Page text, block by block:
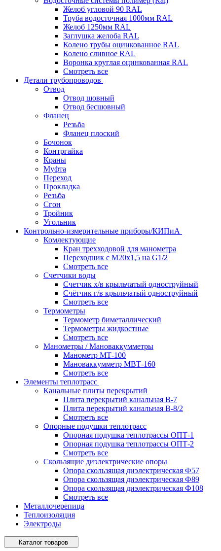
Желоб угловой 90 RAL
Труба водосточная 1000мм RAL
Желоб 1250мм RAL
Заглушка желоба RAL
Колено трубы оцинкованное RAL
Колено сливное RAL
Воронка круглая оцинкованная RAL
Смотреть все
Детали трубопроводов
Отвод
Отвод шовный
Отвод бесшовный
Фланец
Резьба
Фланец плоский
Бочонок
Контргайка
Краны
Муфта
Переход
Прокладка
Резьба
Сгон
Тройник
Угольник
Контрольно-измерительные приборы/КИПиА
Комлектующие
Кран трехходовой для манометра
Переходник с М20х1,5 на G1/2
Смотреть все
Счетчики воды
Счетчик х/в крыльчатый одноструйный
Счётчик г/в крыльчатый одноструйный
Смотреть все
Термометры
Термометр биметаллический
Термометры жидкостные
Смотреть все
Манометры / Мановаккумметры
Манометр МТ-100
Мановаккумметр МВТ-160
Смотреть все
Элементы теплотрасс
Канальные плиты перекрытий
Плита перекрытий канальная В-7
Плита перекрытий канальная В-8/2
Смотреть все
Опорные подушки теплотрасс
Опорная подушка теплотрассы ОПТ-1
Опорная подушка теплотрассы ОПТ-2
Смотреть все
Скользящие диэлектрические опоры
Опора скользящая диэлектрическая Ф57
Опора скользящая диэлектрическая Ф89
Опора скользящая диэлектрическая Ф108
Смотреть все
Металлочерепица
Теплоизоляция
Электроды
Каталог товаров